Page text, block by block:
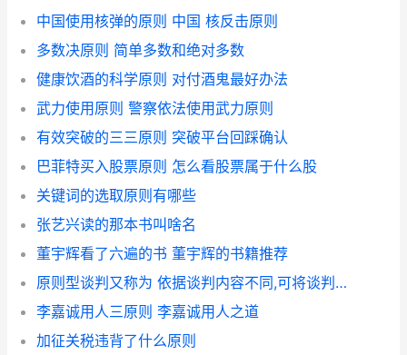
中国使用核弹的原则 中国 核反击原则
多数决原则 简单多数和绝对多数
健康饮酒的科学原则 对付酒鬼最好办法
武力使用原则 警察依法使用武力原则
有效突破的三三原则 突破平台回踩确认
巴菲特买入股票原则 怎么看股票属于什么股
关键词的选取原则有哪些
张艺兴读的那本书叫啥名
董宇辉看了六遍的书 董宇辉的书籍推荐
原则型谈判又称为 依据谈判内容不同,可将谈判分为
李嘉诚用人三原则 李嘉诚用人之道
加征关税违背了什么原则